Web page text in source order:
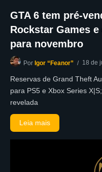
GTA 6 tem pré-
Rockstar Games
para novembro
Por Igor “Feanor” 18 de
Reservas de Grand Theft
para PS5 e Xbox Series
revelada
Leia mais